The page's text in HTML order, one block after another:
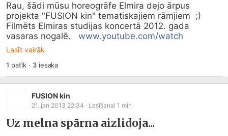
Rau, šādi mūsu horeogrāfe Elmira dejo ārpus
projekta "FUSION kin" tematiskajiem rāmjiem  ;)
Filmēts Elmiras studijas koncertā 2012. gada
vasaras nogalē. www.youtube.com/watch
Lasīt vairāk
1 patīk · 3iesaka
FUSION kin
21. jan 2013 22:34 · Lasīšanai 1 min
Uz melna spārna aizlidoja...